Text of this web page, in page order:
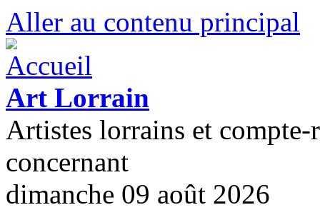
Aller au contenu principal
Art Lorrain
Artistes lorrains et compte-
concernant
dimanche 09 août 2026